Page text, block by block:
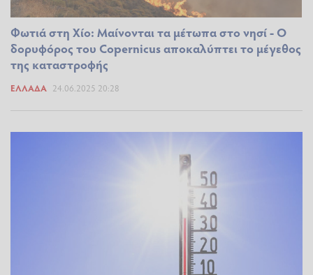
Φωτιά στη Χίο: Μαίνονται τα μέτωπα στο νησί - Ο
δορυφόρος του Copernicus αποκαλύπτει το μέγεθος
της καταστροφής
ΕΛΛΆΔΑ 24.06.2025 20:28